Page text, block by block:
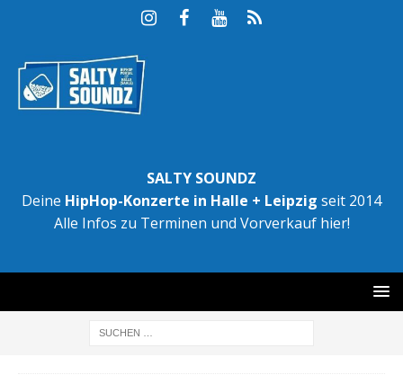
SALTY SOUNDZ
Deine HipHop-Konzerte in Halle + Leipzig seit 2014
Alle Infos zu Terminen und Vorverkauf hier!